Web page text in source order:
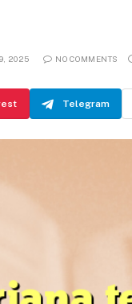
2025 NO COMMENTS
Telegram